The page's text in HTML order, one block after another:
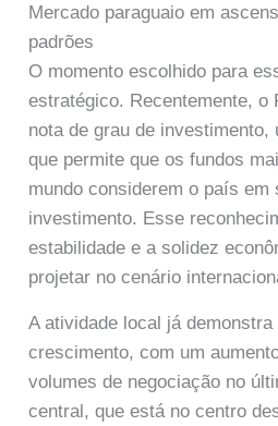
Mercado paraguaio em
padrões
O momento escolhido para
estratégico. Recentemente, o
nota de grau de investimento,
que permite que os fundos
mundo considerem o país em
investimento. Esse
estabilidade e a solidez
projetar no cenário
A atividade local já
crescimento, com um
volumes de negociação no
central, que está no centro